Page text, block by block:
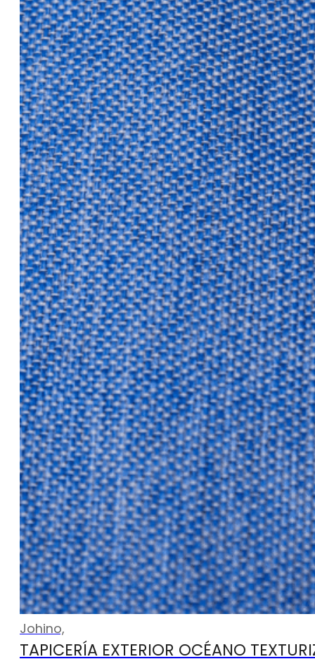
Johino,
TAPICERÍA EXTERIOR OCÉANO